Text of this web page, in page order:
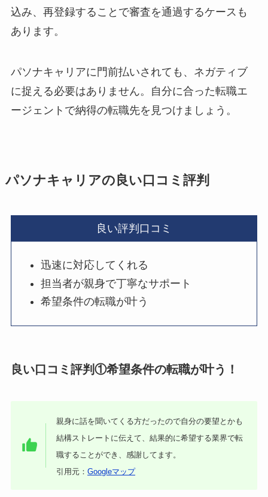
込み、再登録することで審査を通過するケースも
あります。
パソナキャリアに門前払いされても、ネガティブ
に捉える必要はありません。自分に合った転職エ
ージェントで納得の転職先を見つけましょう。
パソナキャリアの良い口コミ評判
良い評判口コミ
迅速に対応してくれる
担当者が親身で丁寧なサポート
希望条件の転職が叶う
良い口コミ評判①希望条件の転職が叶う！
親身に話を聞いてくる方だったので自分の要望とかも
結構ストレートに伝えて、結果的に希望する業界で転
職することができ、感謝してます。
引用元：Googleマップ